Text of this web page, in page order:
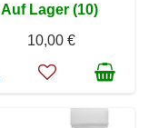
Auf Lager (10)
10,00 €